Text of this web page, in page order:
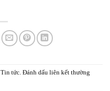
Tin tức. Đánh dấu liên kết thường